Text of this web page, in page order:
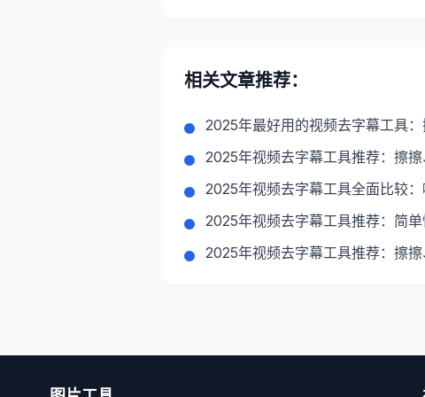
相关文章推荐：
2025年最好用的视频去字幕工具
2025年视频去字幕工具推荐：擦
2025年视频去字幕工具全面比较：
2025年视频去字幕工具推荐：简
2025年视频去字幕工具推荐：擦